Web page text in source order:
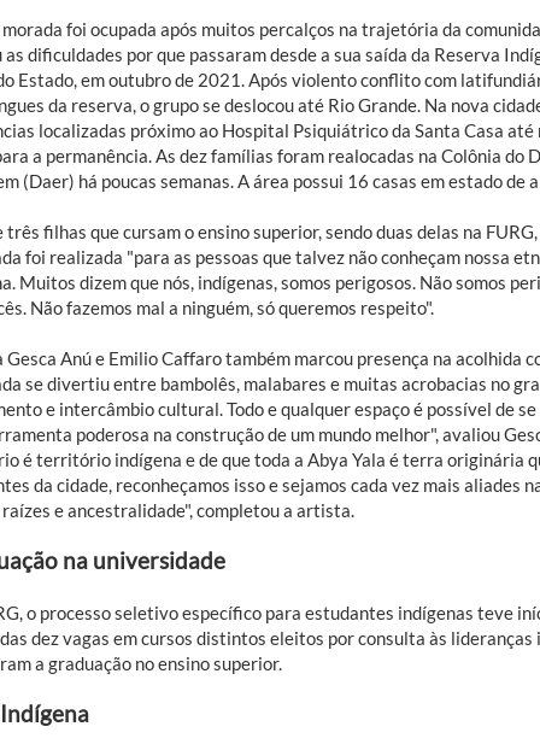
foi ocupada após muitos percalços na trajetória da
dificuldades por que passaram desde a sua saída da Reserva
Estado, em outubro de 2021. Após violento conflito com
da reserva, o grupo se deslocou até Rio Grande. Na nova
localizadas próximo ao Hospital Psiquiátrico da Santa Casa até
a permanência. As dez famílias foram realocadas na Colônia do
(Daer) há poucas semanas. A área possui 16 casas em estado de
três filhas que cursam o ensino superior, sendo duas delas na
foi realizada "para as pessoas que talvez não conheçam nossa
Muitos dizem que nós, indígenas, somos perigosos. Não somos
Não fazemos mal a ninguém, só queremos respeito".
Gesca Anú e Emilio Caffaro também marcou presença na acolhida
se divertiu entre bambolês, malabares e muitas acrobacias no
e intercâmbio cultural. Todo e qualquer espaço é possível de
poderosa na construção de um mundo melhor", avaliou
é território indígena e de que toda a Abya Yala é terra originária
da cidade, reconheçamos isso e sejamos cada vez mais aliades
e ancestralidade", completou a artista.
na universidade
o processo seletivo específico para estudantes indígenas teve
dez vagas em cursos distintos eleitos por consulta às
a graduação no ensino superior.